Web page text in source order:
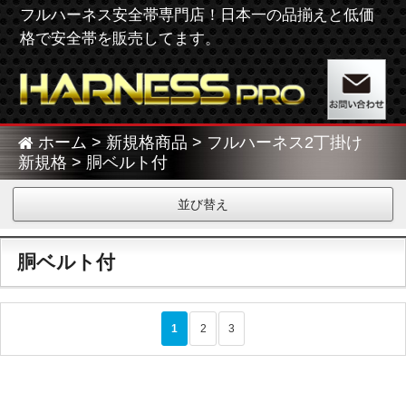
フルハーネス安全帯専門店！日本一の品揃えと低価
格で安全帯を販売してます。
ホーム > 新規格商品 > フルハーネス2丁掛け
新規格 > 胴ベルト付
並び替え
胴ベルト付
1 2 3